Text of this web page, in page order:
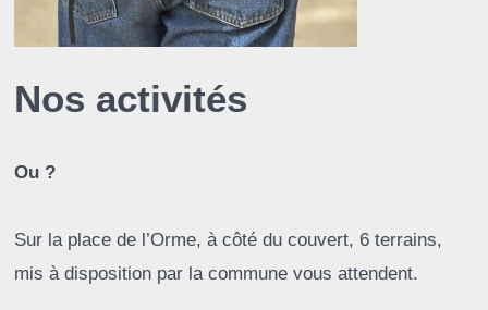
Nos activités
Ou ?
Sur la place de l’Orme, à côté du couvert, 6 terrains,
mis à disposition par la commune vous attendent.